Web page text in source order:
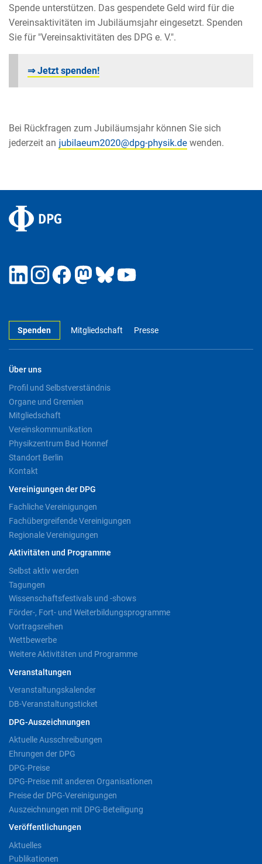
Spende unterstützen. Das gespendete Geld wird für die
Vereinsaktivitäten im Jubiläumsjahr eingesetzt. Spenden
Sie für "Vereinsaktivitäten des DPG e. V.".
⇒ Jetzt spenden!
Bei Rückfragen zum Jubiläumsjahr können Sie sich
jederzeit an
wenden.
Spenden Mitgliedschaft Presse
Über uns
Profil und Selbstverständnis
Organe und Gremien
Mitgliedschaft
Vereinskommunikation
Physikzentrum Bad Honnef
Standort Berlin
Kontakt
Vereinigungen der DPG
Fachliche Vereinigungen
Fachübergreifende Vereinigungen
Regionale Vereinigungen
Aktivitäten und Programme
Selbst aktiv werden
Tagungen
Wissenschaftsfestivals und -shows
Förder-, Fort- und Weiterbildungsprogramme
Vortragsreihen
Wettbewerbe
Weitere Aktivitäten und Programme
Veranstaltungen
Veranstaltungskalender
DB-Veranstaltungsticket
DPG-Auszeichnungen
Aktuelle Ausschreibungen
Ehrungen der DPG
DPG-Preise
DPG-Preise mit anderen Organisationen
Preise der DPG-Vereinigungen
Auszeichnungen mit DPG-Beteiligung
Veröffentlichungen
Aktuelles
Publikationen